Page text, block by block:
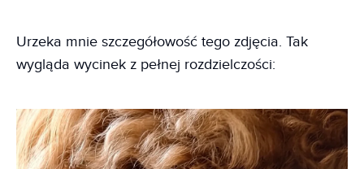
Urzeka mnie szczegółowość tego zdjęcia. Tak
wygląda wycinek z pełnej rozdzielczości: